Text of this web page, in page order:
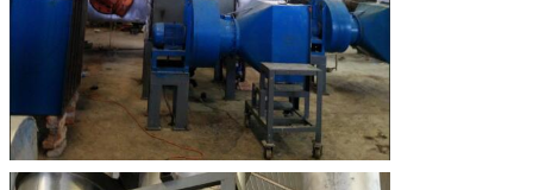
Mesaj bırakın
Sizi yakında arayacağız!